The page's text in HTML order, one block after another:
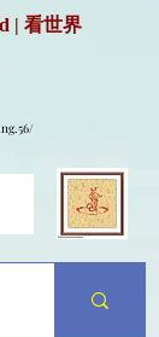
| 看世界